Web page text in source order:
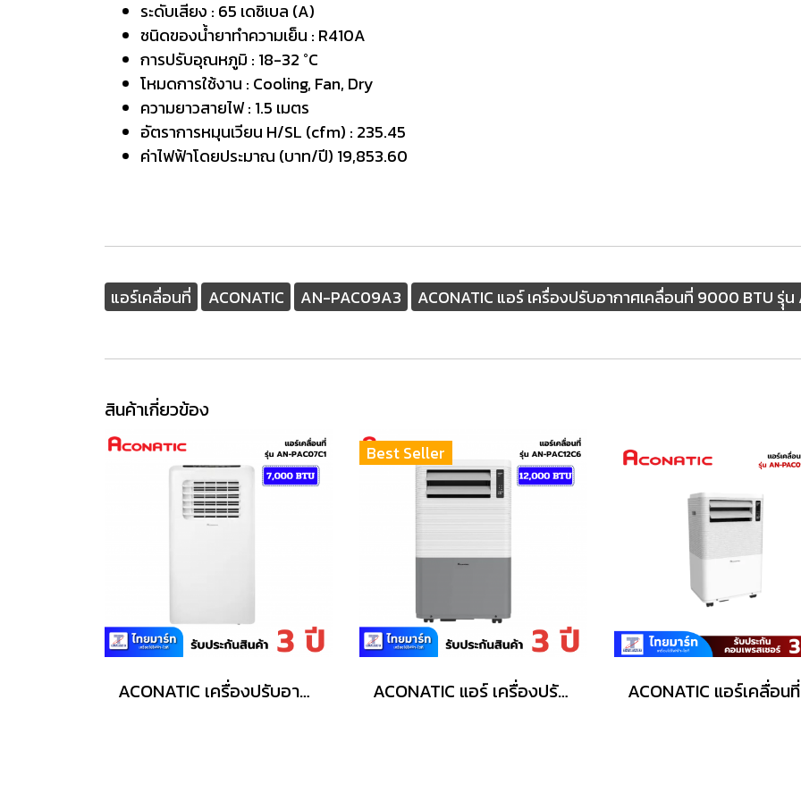
ระดับเสียง : 65 เดซิเบล (A)
ชนิดของน้ำยาทำความเย็น : R410A
การปรับอุณหภูมิ : 18-32 °C
โหมดการใช้งาน : Cooling, Fan, Dry
ความยาวสายไฟ : 1.5 เมตร
อัตราการหมุนเวียน H/SL (cfm) : 235.45
ค่าไฟฟ้าโดยประมาณ (บาท/ปี) 19,853.60
แอร์เคลื่อนที่ ACONATIC AN-PAC09A3 ACONATIC แอร์ เครื่องปรับอากาศเคลื่อนที่ 9000 BTU รุุ่
สินค้าเกี่ยวข้อง
ACONATIC เครื่องปรับอากาศเคลื่อนที่ (7000 BTU) รุุ่น AN-PAC07C1
Best Seller
ACONATIC แอร์ เครื่องปรับอากาศเคลื่อนที่ 12000BTU รุุ่น AN-PAC12C6